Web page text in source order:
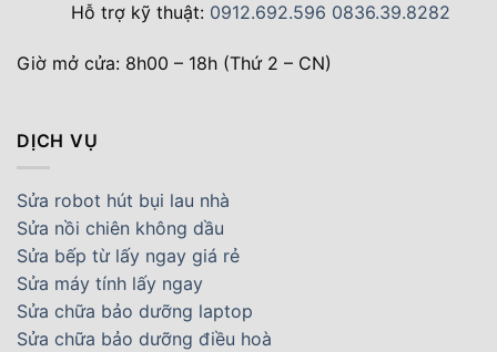
Hỗ trợ kỹ thuật: 0912.692.596 0836.39.8282
Giờ mở cửa: 8h00 – 18h (Thứ 2 – CN)
DỊCH VỤ
Sửa robot hút bụi lau nhà
Sửa nồi chiên không dầu
Sửa bếp từ lấy ngay giá rẻ
Sửa máy tính lấy ngay
Sửa chữa bảo dưỡng laptop
Sửa chữa bảo dưỡng điều hoà